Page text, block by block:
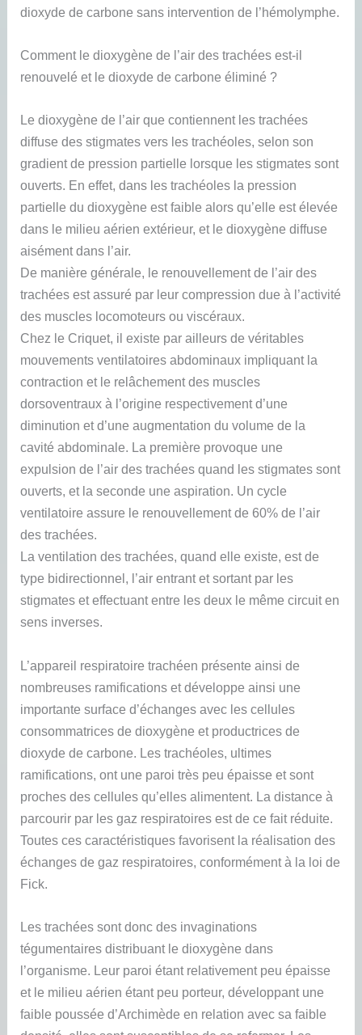
dioxyde de carbone sans intervention de l’hémolymphe.
Comment le dioxygène de l’air des trachées est-il
renouvelé et le dioxyde de carbone éliminé ?
Le dioxygène de l’air que contiennent les trachées
diffuse des stigmates vers les trachéoles, selon son
gradient de pression partielle lorsque les stigmates sont
ouverts. En effet, dans les trachéoles la pression
partielle du dioxygène est faible alors qu’elle est élevée
dans le milieu aérien extérieur, et le dioxygène diffuse
aisément dans l’air.
De manière générale, le renouvellement de l’air des
trachées est assuré par leur compression due à l’activité
des muscles locomoteurs ou viscéraux.
Chez le Criquet, il existe par ailleurs de véritables
mouvements ventilatoires abdominaux impliquant la
contraction et le relâchement des muscles
dorsoventraux à l’origine respectivement d’une
diminution et d’une augmentation du volume de la
cavité abdominale. La première provoque une
expulsion de l’air des trachées quand les stigmates sont
ouverts, et la seconde une aspiration. Un cycle
ventilatoire assure le renouvellement de 60% de l’air
des trachées.
La ventilation des trachées, quand elle existe, est de
type bidirectionnel, l’air entrant et sortant par les
stigmates et effectuant entre les deux le même circuit en
sens inverses.
L’appareil respiratoire trachéen présente ainsi de
nombreuses ramifications et développe ainsi une
importante surface d’échanges avec les cellules
consommatrices de dioxygène et productrices de
dioxyde de carbone. Les trachéoles, ultimes
ramifications, ont une paroi très peu épaisse et sont
proches des cellules qu’elles alimentent. La distance à
parcourir par les gaz respiratoires est de ce fait réduite.
Toutes ces caractéristiques favorisent la réalisation des
échanges de gaz respiratoires, conformément à la loi de
Fick.
Les trachées sont donc des invaginations
tégumentaires distribuant le dioxygène dans
l’organisme. Leur paroi étant relativement peu épaisse
et le milieu aérien étant peu porteur, développant une
faible poussée d’Archimède en relation avec sa faible